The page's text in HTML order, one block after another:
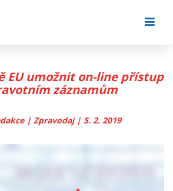
EU umožnit on-line přístup
záznamům
| Zpravodaj | 5. 2. 2019